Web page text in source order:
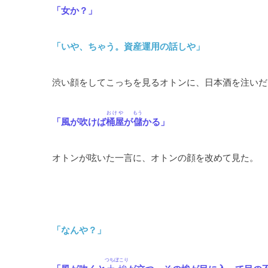
「女か？」
「いや、ちゃう。資産運用の話しや」
渋い顔をしてこっちを見るオトンに、日本酒を注い
「風が吹けば桶屋
おけや
が儲
もう
かる」
オトンが呟いた一言に、オトンの顔を改めて見た。
「なんや？」
つちぼこり